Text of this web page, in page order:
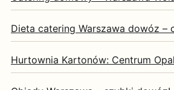
Dieta catering Warszawa dowóz –
Hurtownia Kartonów: Centrum